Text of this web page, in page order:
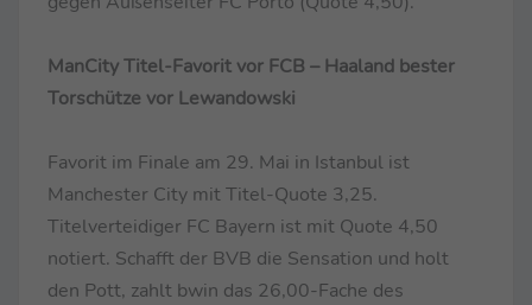
ManCity Titel-Favorit vor FCB – Haaland bester
Torschütze vor Lewandowski
Favorit im Finale am 29. Mai in Istanbul ist
Manchester City mit Titel-Quote 3,25.
Titelverteidiger FC Bayern ist mit Quote 4,50
notiert. Schafft der BVB die Sensation und holt
den Pott, zahlt bwin das 26,00-Fache des